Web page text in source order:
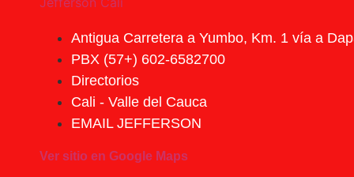
Antigua Carretera a Yumbo, Km. 1 vía a
PBX (57+) 602-6582700
Directorios
Cali - Valle del Cauca
EMAIL JEFFERSON
Ver sitio en Google Maps